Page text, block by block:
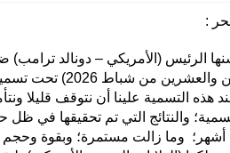
:
الرئيس (الأمريكي – دونالد ترامب)
في يوم (الثامن والعشرين من
هذه التسمية علينا أن نتوقف قليلا
والنتائج التي تم تحقيقها في
أشهر؛ وما زالت مستمرة؛ وبقوة وحجم